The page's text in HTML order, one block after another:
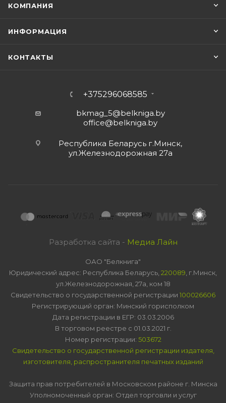
КОМПАНИЯ
ИНФОРМАЦИЯ
КОНТАКТЫ
+375296068585
bkmag_5@belkniga.by
office@belkniga.by
Республика Беларусь г.Минск,
ул.Железнодорожная 27а
Разработка сайта - Медиа Лайн
ОАО "Белкнига"
Юридический адрес: Республика Беларусь, 220089 , г.Минск,
ул.Железнодорожная, 27а, ком 18
Свидетельство о государственной регистрации 100026606
Регистрирующий орган: Минский горисполком
Дата регистрации в ЕГР: 03.03.2006
В торговом реестре с 01.03.2021 г.
Номер регистрации: 503672
Свидетельство о государственной регистрации издателя,
изготовителя, распространителя печатных изданий
Защита прав потребителей в Московском районе г. Минска
Уполномоченный орган: Отдел торговли и услуг